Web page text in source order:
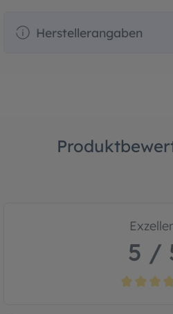
Herstellerangaben
5 /